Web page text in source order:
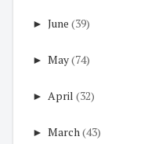
► June (39)
► May(74)
► April (32)
► March(43)